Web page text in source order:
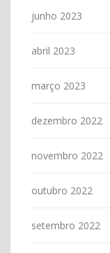
junho 2023
abril 2023
março 2023
dezembro 2022
novembro 2022
outubro 2022
setembro 2022